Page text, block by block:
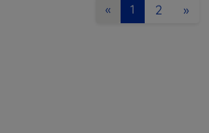
« 1 2 »